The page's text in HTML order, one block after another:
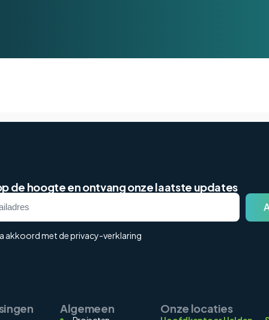
de hoogte en ontvang onze laatste updates
akkoord met de privacy-verklaring
Algemeen Onze locaties